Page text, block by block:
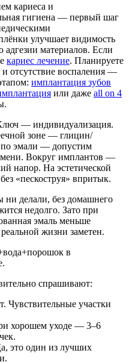
кариеса и
гигиена — первый шаг
улучшает видимость
адгезии материалов. Если
кариес лечение. Планируете
отсутствие воспаления —
имплантация зубов
или даже all on 4
— индивидуализация.
зоне — глицин/
эмали — допустим
Вокруг имплантов —
напор. На эстетической
«пескоструя» впритык.
делали, без домашнего
недолго. Зато при
эмаль меньше
жизни заметен.
в
спрашивают:
участки
хорошем уходе — 3–6
это один из лучших